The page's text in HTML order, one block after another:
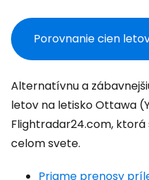
Porovnanie cien
Alternatívnu a
letov na letisko Ottawa
Flightradar24.com,
celom svete.
Priame prenosy